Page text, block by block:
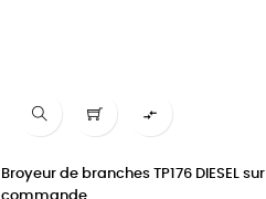

Broyeur de branches TP176 DIESEL sur
commande